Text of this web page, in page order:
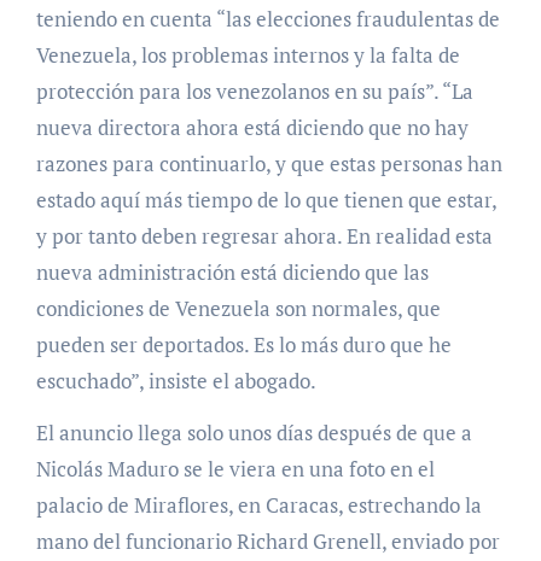
teniendo en cuenta “las elecciones fraudulentas de
Venezuela, los problemas internos y la falta de
protección para los venezolanos en su país”. “La
nueva directora ahora está diciendo que no hay
razones para continuarlo, y que estas personas han
estado aquí más tiempo de lo que tienen que estar,
y por tanto deben regresar ahora. En realidad esta
nueva administración está diciendo que las
condiciones de Venezuela son normales, que
pueden ser deportados. Es lo más duro que he
escuchado”, insiste el abogado.
El anuncio llega solo unos días después de que a
Nicolás Maduro se le viera en una foto en el
palacio de Miraflores, en Caracas, estrechando la
mano del funcionario Richard Grenell, enviado por